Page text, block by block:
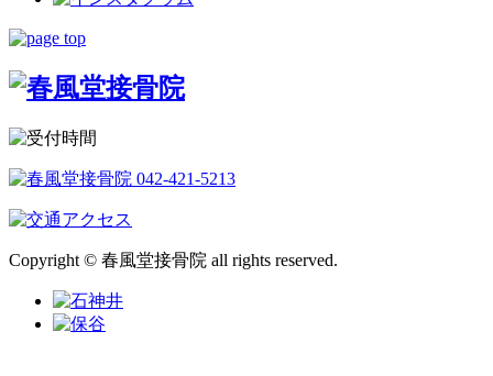
Copyright © 春風堂接骨院 all rights reserved.